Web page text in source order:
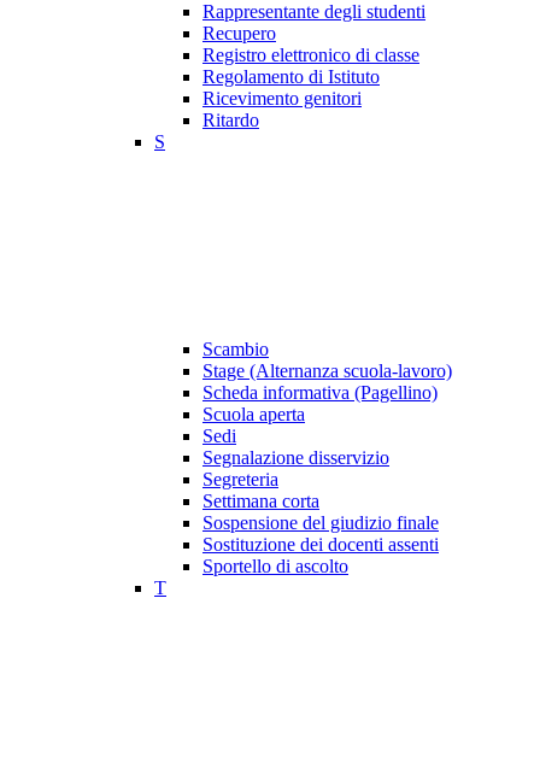
Rappresentante degli studenti
Recupero
Registro elettronico di classe
Regolamento di Istituto
Ricevimento genitori
Ritardo
S
Scambio
Stage (Alternanza scuola-lavoro)
Scheda informativa (Pagellino)
Scuola aperta
Sedi
Segnalazione disservizio
Segreteria
Settimana corta
Sospensione del giudizio finale
Sostituzione dei docenti assenti
Sportello di ascolto
T